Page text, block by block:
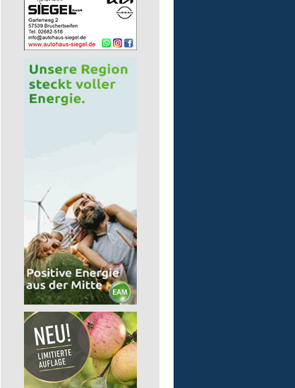
pädagogische
in Vollzeit
Lebenshilfe im Landkreis
GmbH
57518 Alsdorf